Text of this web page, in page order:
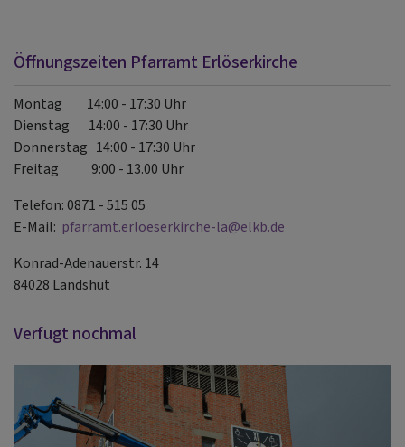
Öffnungszeiten Pfarramt Erlöserkirche
Montag 14:00 - 17:30 Uhr
Dienstag 14:00 - 17:30 Uhr
Donnerstag 14:00 - 17:30 Uhr
Freitag 9:00 - 13.00 Uhr
Telefon: 0871 - 515 05
E-Mail: pfarramt.erloeserkirche-la@elkb.de
Konrad-Adenauerstr. 14
84028 Landshut
Verfugt nochmal